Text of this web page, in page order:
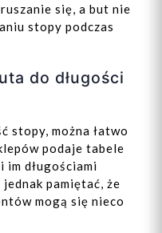
się, a but nie
stopy podczas
do długości
stopy, można łatwo
podaje tabele
im długościami
pamiętać, że
mogą się nieco